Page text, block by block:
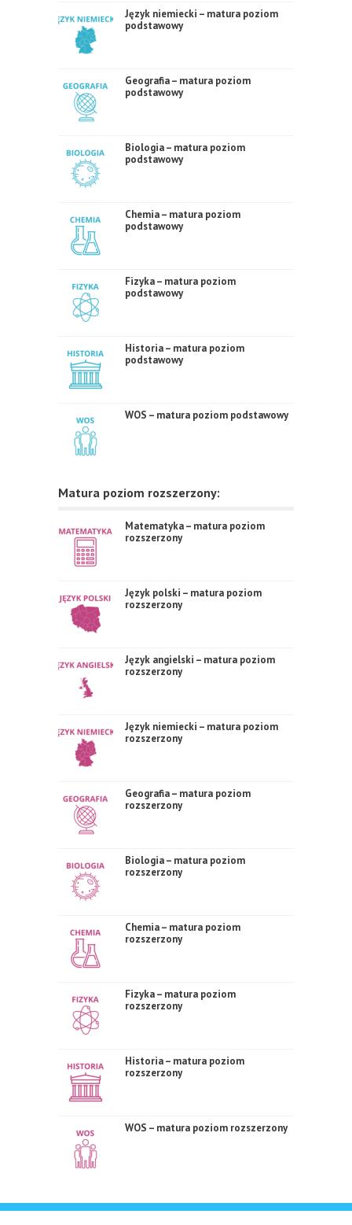
Język niemiecki – matura poziom
podstawowy
Geografia – matura poziom
podstawowy
Biologia – matura poziom
podstawowy
Chemia – matura poziom
podstawowy
Fizyka – matura poziom
podstawowy
Historia – matura poziom
podstawowy
WOS – matura poziom podstawowy
Matura poziom rozszerzony:
Matematyka – matura poziom
rozszerzony
Język polski – matura poziom
rozszerzony
Język angielski – matura poziom
rozszerzony
Język niemiecki – matura poziom
rozszerzony
Geografia – matura poziom
rozszerzony
Biologia – matura poziom
rozszerzony
Chemia – matura poziom
rozszerzony
Fizyka – matura poziom
rozszerzony
Historia – matura poziom
rozszerzony
WOS – matura poziom rozszerzony